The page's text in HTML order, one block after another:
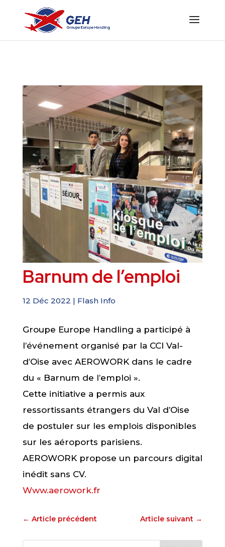
Barnum de l’emploi
12 Déc 2022 | Flash Info
Groupe Europe Handling a participé à
l’événement organisé par la CCI Val-
d’Oise avec AEROWORK dans le cadre
du « Barnum de l’emploi ».
Cette initiative a permis aux
ressortissants étrangers du Val d’Oise
de postuler sur les emplois disponibles
sur les aéroports parisiens.
AEROWORK propose un parcours digital
inédit sans CV.
Www.aerowork.fr
← Article précédent Article suivant →